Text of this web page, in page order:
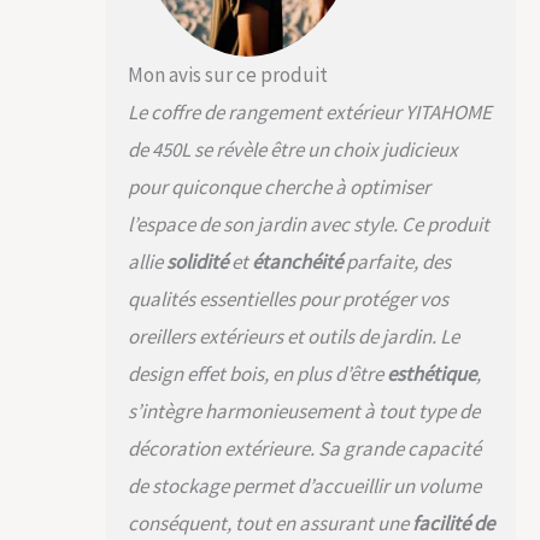
sans se casser les
doigts. HAUTEMENT
DURABLE- Structuré
avec une résine
résistante aux
intempéries qui
empêche la
décoloration et la
rouille ; des tiges de
fer ont été ajoutées
pour un soutien et
une résistance
supplémentaires du
coffre de terrasse.
RANGEMENT
POLYVALENT - Parfait
pour ranger les
coussins d'extérieur,
les fournitures de
piscine et les outils
de jardinage, le
Mon avis sur ce produit
Le coffre de rangement extérieur YITAHOME
de 450L se révèle être un choix judicieux
pour quiconque cherche à optimiser
l’espace de son jardin avec style. Ce produit
alliesoliditéetétanchéitéparfaite, des
qualités essentielles pour protéger vos
oreillers extérieurs et outils de jardin. Le
design effet bois, en plus d’êtreesthétique,
s’intègre harmonieusement à tout type de
décoration extérieure. Sa grande capacité
de stockage permet d’accueillir un volume
conséquent, tout en assurant unefacilité de